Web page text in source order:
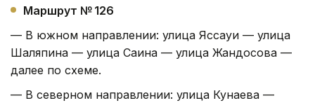
Маршрут № 126
— В южном направлении: улица Яссауи — улица
Шаляпина — улица Саина — улица Жандосова —
далее по схеме.
— В северном направлении: улица Кунаева —